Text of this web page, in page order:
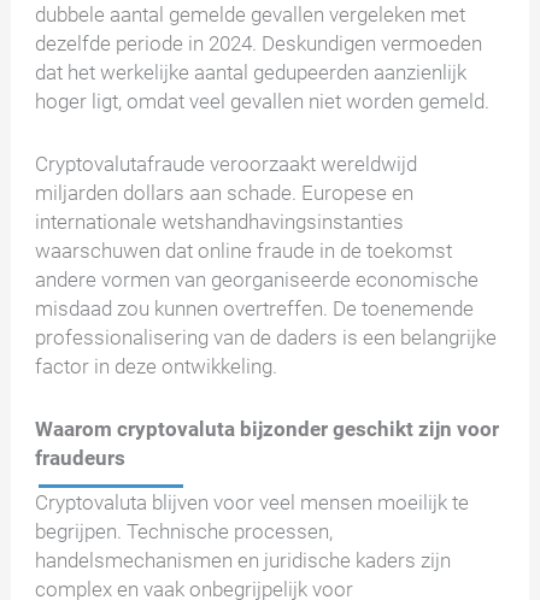
dubbele aantal gemelde gevallen vergeleken met
dezelfde periode in 2024. Deskundigen vermoeden
dat het werkelijke aantal gedupeerden aanzienlijk
hoger ligt, omdat veel gevallen niet worden gemeld.
Cryptovalutafraude veroorzaakt wereldwijd
miljarden dollars aan schade. Europese en
internationale wetshandhavingsinstanties
waarschuwen dat online fraude in de toekomst
andere vormen van georganiseerde economische
misdaad zou kunnen overtreffen. De toenemende
professionalisering van de daders is een belangrijke
factor in deze ontwikkeling.
Waarom cryptovaluta bijzonder geschikt zijn voor
fraudeurs
Cryptovaluta blijven voor veel mensen moeilijk te
begrijpen. Technische processen,
handelsmechanismen en juridische kaders zijn
complex en vaak onbegrijpelijk voor